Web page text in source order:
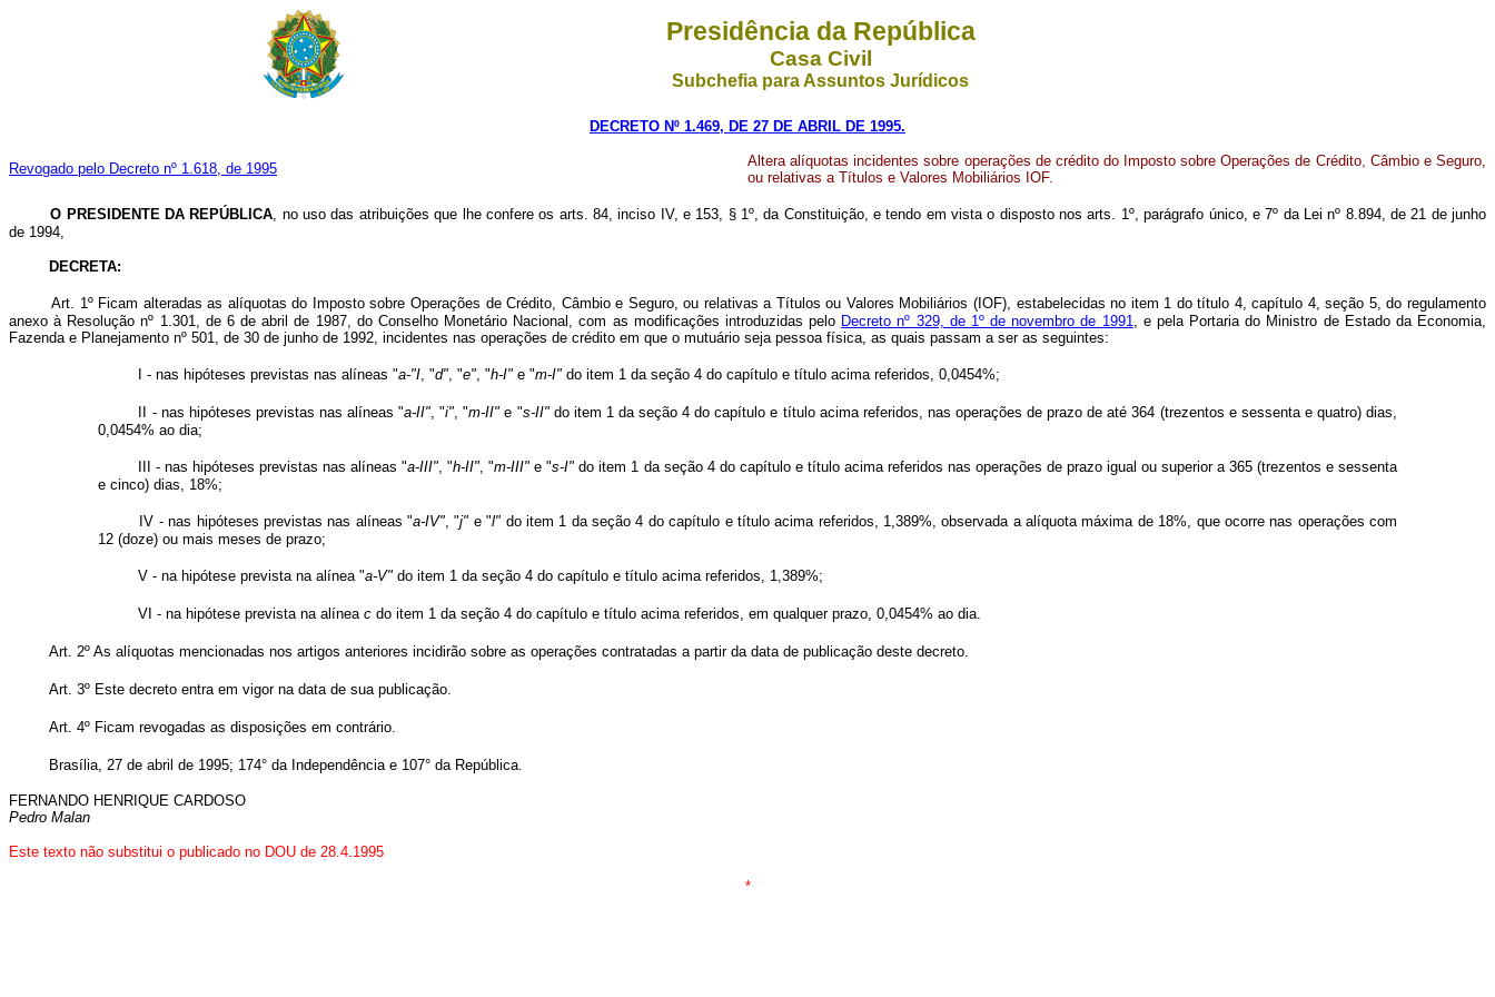
Presidência da República
Casa Civil
Subchefia para Assuntos Jurídicos
DECRETO Nº 1.469, DE 27 DE ABRIL DE 1995.
Revogado pelo Decreto nº 1.618, de 1995
Altera alíquotas incidentes sobre operações de crédito do Imposto sobre Operações de Crédito, Câmbio e Seguro,
ou relativas a Títulos e Valores Mobiliários IOF.
O PRESIDENTE DA REPÚBLICA, no uso das atribuições que lhe confere os arts. 84, inciso IV, e 153, § 1º, da Constituição, e tendo em vista o disposto nos arts. 1º, parágrafo único, e 7º da Lei nº 8.894, de 21 de junho
de 1994,
DECRETA:
Art. 1º Ficam alteradas as alíquotas do Imposto sobre Operações de Crédito, Câmbio e Seguro, ou relativas a Títulos ou Valores Mobiliários (IOF), estabelecidas no item 1 do título 4, capítulo 4, seção 5, do regulamento
anexo à Resolução nº 1.301, de 6 de abril de 1987, do Conselho Monetário Nacional, com as modificações introduzidas pelo Decreto nº 329, de 1º de novembro de 1991, e pela Portaria do Ministro de Estado da Economia,
Fazenda e Planejamento nº 501, de 30 de junho de 1992, incidentes nas operações de crédito em que o mutuário seja pessoa física, as quais passam a ser as seguintes:
I - nas hipóteses previstas nas alíneas "a-"I, "d", "e", "h-I" e "m-I" do item 1 da seção 4 do capítulo e título acima referidos, 0,0454%;
II - nas hipóteses previstas nas alíneas "a-II", "i", "m-II" e "s-II"do item 1 da seção 4 do capítulo e título acima referidos, nas operações de prazo de até 364 (trezentos e sessenta e quatro) dias,
0,0454% ao dia;
III - nas hipóteses previstas nas alíneas "a-III", "h-II", "m-III" e "s-I" do item 1 da seção 4 do capítulo e título acima referidos nas operações de prazo igual ou superior a 365 (trezentos e sessenta
e cinco) dias, 18%;
IV - nas hipóteses previstas nas alíneas "a-IV", "j" e "l" do item 1 da seção 4 do capítulo e título acima referidos, 1,389%, observada a alíquota máxima de 18%, que ocorre nas operações com
12 (doze) ou mais meses de prazo;
V - na hipótese prevista na alínea "a-V" do item 1 da seção 4 do capítulo e título acima referidos, 1,389%;
VI - na hipótese prevista na alínea c do item 1 da seção 4 do capítulo e título acima referidos, em qualquer prazo, 0,0454% ao dia.
Art. 2º As alíquotas mencionadas nos artigos anteriores incidirão sobre as operações contratadas a partir da data de publicação deste decreto.
Art. 3º Este decreto entra em vigor na data de sua publicação.
Art. 4º Ficam revogadas as disposições em contrário.
Brasília, 27 de abril de 1995; 174° da Independência e 107° da República.
FERNANDO HENRIQUE CARDOSO
Pedro Malan
Este texto não substitui o publicado no DOU de 28.4.1995
*